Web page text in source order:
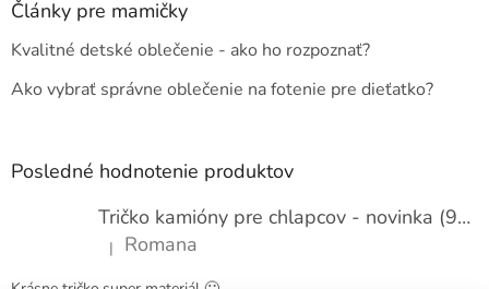
Články pre mamičky
Kvalitné detské oblečenie - ako ho rozpoznať?
Ako vybrať správne oblečenie na fotenie pre dieťatko?
Posledné hodnotenie produktov
Tričko kamióny pre chlapcov - novinka (98-134)
Hodnotenie produktu je 5 z 5 hviezdičiek.
| Romana